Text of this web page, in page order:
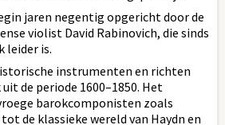
jaren negentig opgericht door de
violist David Rabinovich, die sinds
leider is.
instrumenten en richten
de periode 1600–1850. Het
barokcomponisten zoals
de klassieke wereld van Haydn en